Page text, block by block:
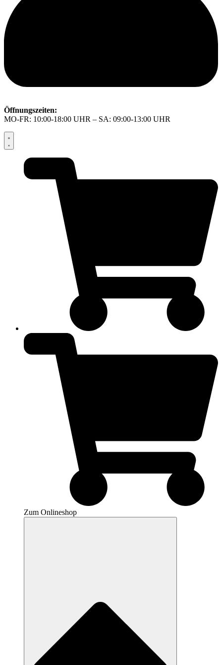
Öffnungszeiten:
MO-FR: 10:00-18:00 UHR – SA: 09:00-13:00 UHR
Zum Onlineshop